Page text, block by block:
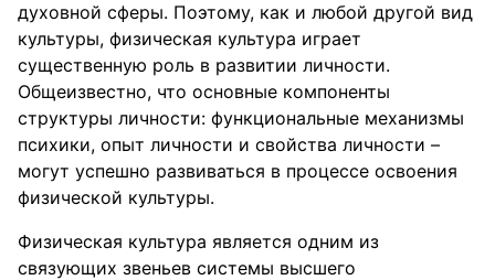
духовной сферы. Поэтому, как и любой другой вид
культуры, физическая культура играет
существенную роль в развитии личности.
Общеизвестно, что основные компоненты
структуры личности: функциональные механизмы
психики, опыт личности и свойства личности –
могут успешно развиваться в процессе освоения
физической культуры.
Физическая культура является одним из
связующих звеньев системы высшего